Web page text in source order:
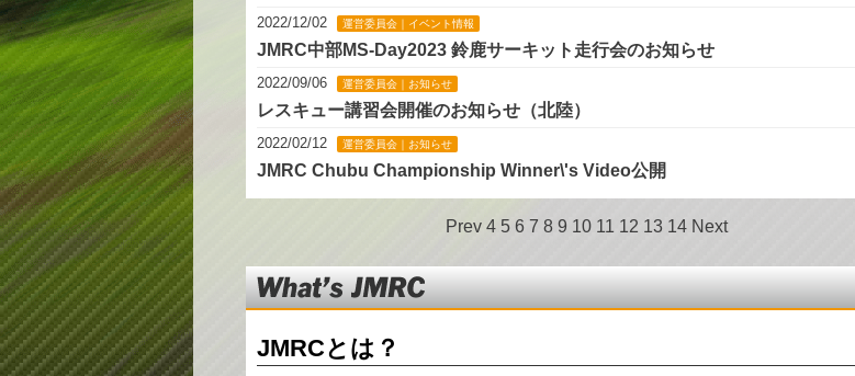
2022/12/02 運営委員会｜イベント情報
JMRC中部MS-Day2023 鈴鹿サーキット走行会のお知らせ
2022/09/06 運営委員会｜お知らせ
レスキュー講習会開催のお知らせ（北陸）
2022/02/12 運営委員会｜お知らせ
JMRC Chubu Championship Winner\'s Video公開
Prev 4 5 6 7 8 9 10 11 12 13 14 Next
Whats
JMRC
JMRCとは？